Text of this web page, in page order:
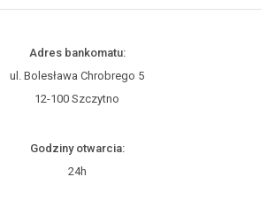
Adres bankomatu:
ul. Bolesława Chrobrego 5
12-100 Szczytno
Godziny otwarcia:
24h